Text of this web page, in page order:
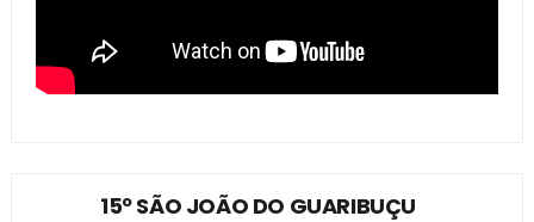
15º SÃO JOÃO DO GUARIBUÇU